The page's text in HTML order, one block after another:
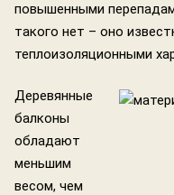
повышенными
такого нет – оно
теплоизоляционными
Деревянные
балконы
обладают
меньшим
весом, чем